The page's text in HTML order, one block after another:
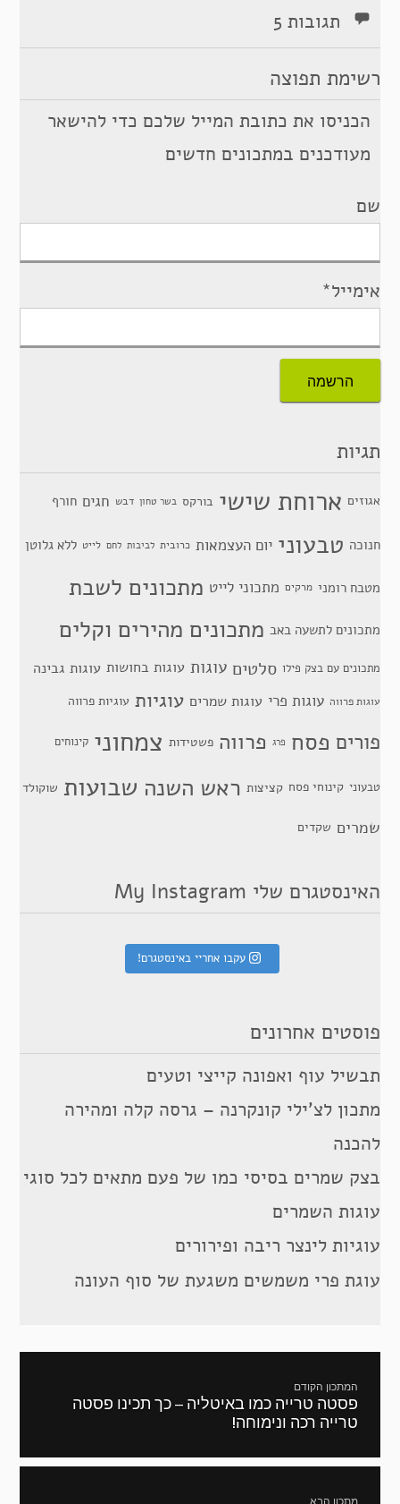
תגובות 5
רשימת תפוצה
הכניסו את כתובת המייל שלכם כדי להישאר
מעודכנים במתכונים חדשים
שם
אימייל*
תגיות
אגוזים ארוחת שישי בורקס בשר טחון דבש חגים חורף
חנוכה טבעוני יום העצמאות כרובית לביבות לחם לייט ללא גלוטן
מטבח רומני מרקים מתכוני לייט מתכונים לשבת
מתכונים לתשעה באב מתכונים מהירים וקלים
מתכונים עם בצק פילו סלטים עוגות עוגות בחושות עוגות גבינה
עוגות פרווה עוגות פרי עוגות שמרים עוגיות עוגיות פרווה
פורים פסח פרג פרווה פשטידות צמחוני קינוחים
טבעוני קינוחי פסח קציצות ראש השנה שבועות שוקולד
שמרים שקדים
האינסטגרם שלי My Instagram
עקבו אחריי באינסטגרם!
פוסטים אחרונים
תבשיל עוף ואפונה קייצי וטעים
מתכון לצ’ילי קונקרנה – גרסה קלה ומהירה
להכנה
בצק שמרים בסיסי כמו של פעם מתאים לכל סוגי
עוגות השמרים
עוגיות לינצר ריבה ופירורים
עוגת פרי משמשים משגעת של סוף העונה
המתכון הקודם
מתכון
קודם:
פסטה טרייה כמו באיטליה – כך תכינו פסטה
טרייה רכה ונימוחה!
מתכון הבא